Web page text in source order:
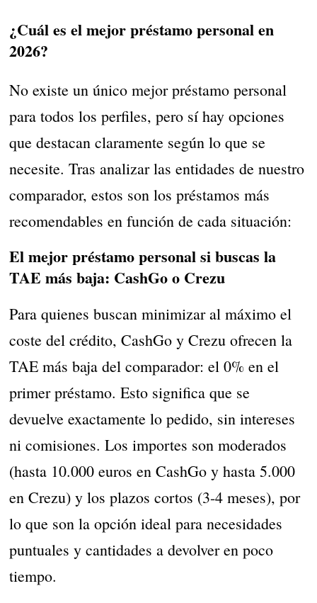
¿Cuál es el mejor préstamo personal en
2026?
No existe un único mejor préstamo personal
para todos los perfiles, pero sí hay opciones
que destacan claramente según lo que se
necesite. Tras analizar las entidades de nuestro
comparador, estos son los préstamos más
recomendables en función de cada situación:
El mejor préstamo personal si buscas la
TAE más baja: CashGo o Crezu
Para quienes buscan minimizar al máximo el
coste del crédito, CashGo y Crezu ofrecen la
TAE más baja del comparador: el 0% en el
primer préstamo. Esto significa que se
devuelve exactamente lo pedido, sin intereses
ni comisiones. Los importes son moderados
(hasta 10.000 euros en CashGo y hasta 5.000
en Crezu) y los plazos cortos (3-4 meses), por
lo que son la opción ideal para necesidades
puntuales y cantidades a devolver en poco
tiempo.